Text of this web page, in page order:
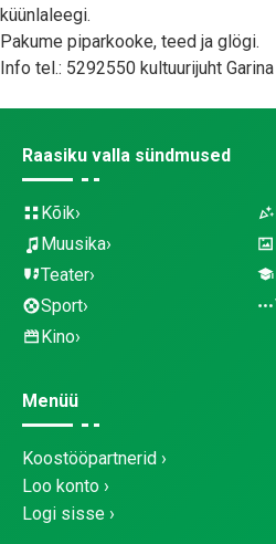
küünlaleegi.
Pakume piparkooke, teed ja glögi.
Info tel.: 5292550 kultuurijuht
Raasiku valla sündmused
Kõik
Muusika
Teater
Sport
Kino
Menüü
Koostööpartnerid
Loo konto
Logi sisse